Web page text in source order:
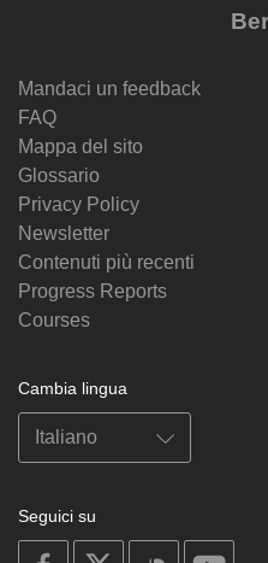
Mandaci un feedback
FAQ
Mappa del sito
Glossario
Privacy Policy
Newsletter
Contenuti più recenti
Progress Reports
Courses
Cambia lingua
Seguici su
on